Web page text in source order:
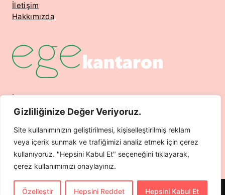
Gizliliğinize Değer Veriyoruz.
Site kullanımınızın geliştirilmesi, kişiselleştirilmiş reklam
veya içerik sunmak ve trafiğimizi analiz etmek için çerez
kullanıyoruz. "Hepsini Kabul Et" seçeneğini tıklayarak,
çerez kullanımımızı onaylayınız.
Özelleştir Hepsini Reddet Hepsini Kabul Et
İletişim
Hakkımızda
İsmetpaşa Mahallesi 7. Sokak No 12 Nuri Omay Apt.
Kat 3 Daire 5 Dikili / İzmir
Mail: info@hazarajans.com